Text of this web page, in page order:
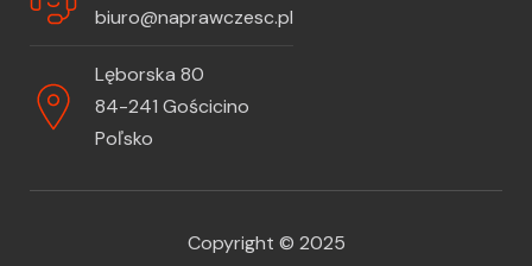
biuro@naprawczesc.pl
Lęborska 80
84-241 Gościcino
Poľsko
Copyright © 2025